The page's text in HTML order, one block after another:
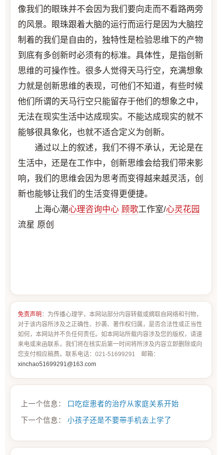
像我们的眼珠并不会因为我们要向走而不看路两旁
的风景。眼珠跟着大脑的运行而运行是因为大脑控
制着的我们是自由的，独特性是检验思维下的产物
到底有多创新时必须有的标准。具体性，是指创新
思维的可操作性。很多人觉得天马行空，充满想象
力就是创新思维的表现，可他们不知道，有些时候
他们所谓的天马行空只能留存于他们的想象之中，
无法在现实生活中达成现实。不能达成现实的就不
能够很具象化，也就不适合定义为创新。
通过以上的叙述，我们不得不承认，无论是在
生活中，还是在工作中，创新思维会给我们带来影
响，我们的思维会因为思考而变得越来越灵活，创
新也能够让我们的生活变得更便捷。
上海心潮心理咨询中心 顾歌工作室/心灵花园
流星 原创
免责声明 ：为传播心理学，本网站部分内容转载或摘取自网络和刊物，
对于该内容所涉及之正确性、抄袭、著作权归属，是否合法性或正当性
如何，本网站并不负任何责任。如本网站所载内容涉及您的版权，请速
来电或来函联系，我们将在核实后第一时间将所涉及内容立即删除或向
您支付相应稿费。联系电话：021-51699291 邮箱：
xinchao51699291@163.com
上一个信息： 口吃症患者的治疗从家庭关系开始
下一个信息： 小孩子还是不要带手机去上学了